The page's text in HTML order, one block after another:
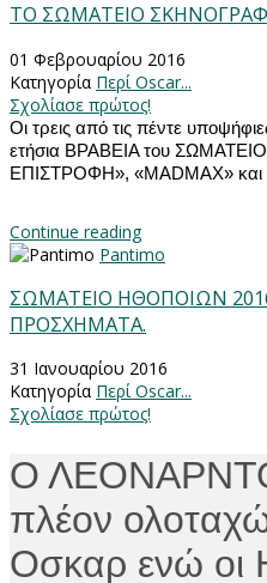
ΤΟ ΣΩΜΑΤΕΙΟ
01 Φεβρουαρίου 2016
Κατηγορία Περί Oscar...
Σχολίασε πρώτος!
Οι τρεις από τις πέντε
ετήσια ΒΡΑΒΕΙΑ του
ΕΠΙΣΤΡΟΦΗ», «MADMAX»
Continue reading
Pantimo
ΣΩΜΑΤΕΙΟ ΗΘΟΠΟΙΩΝ
ΠΡΟΣΧΗΜΑΤΑ.
31 Ιανουαρίου 2016
Κατηγορία Περί Oscar...
Σχολίασε πρώτος!
Ο ΛΕΟΝΑΡΝΤΟ
πλέον
Οσκαρ ενώ